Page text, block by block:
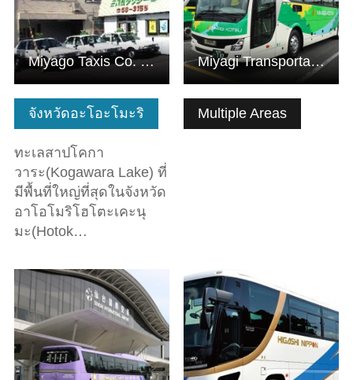
จังหวัดอะโอะโมะริ
ทะเลสาปโคกา
วาระ(Kogawara Lake) ที่
มีพื้นที่ใหญ่ที่สุดในจังหวัด
อาโอโมริโฮโตะเคะนุ
มะ(Hotok…
Miyago Taxis Co. Ltd.
Multiple Areas
Miyagi Transportation. Co., Ltd.
ดูข้อมูลพื้นฐาน ดูข้อมูลพื้นฐาน